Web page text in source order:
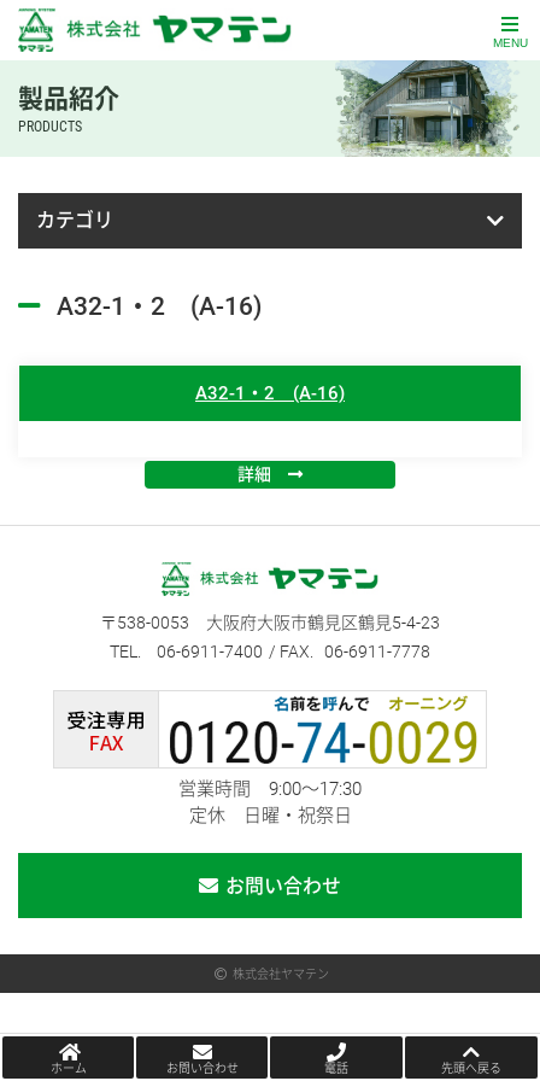
MENU
製品紹介
PRODUCTS
カテゴリ
A32-1・2 (A-16)
A32-1・2 (A-16)
詳細
538-0053
大阪府大阪市鶴見区鶴見5-4-23
06-6911-7400
06-6911-7778
営業時間 9:00～17:30
定休 日曜・祝祭日
お問い合わせ
ホーム お問い合わせ 電話 先頭へ戻る
株式会社ヤマテン